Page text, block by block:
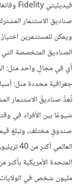
صناديق الاستثمار
ويمكن للمستثمرين
الصناديق المتخصصة
أي في مجالٍ واحد مثل:
جغرافية محددة مثل:
تُعَدُّ صناديقُ الاستثمار
صندوقٍ مختلف، وتبلغ
مليون شخص في الولايات